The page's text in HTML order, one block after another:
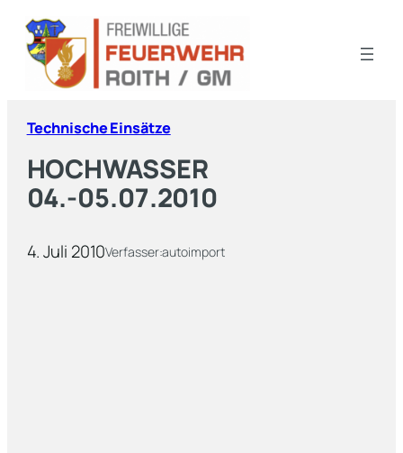
Technische Einsätze
HOCHWASSER
04.-05.07.2010
4. Juli 2010Verfasser:autoimport